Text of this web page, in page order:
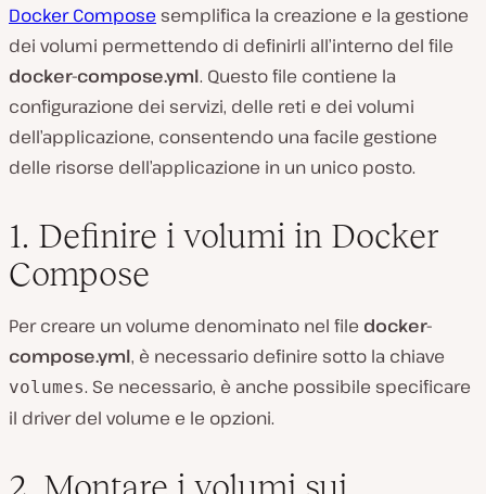
Docker Compose semplifica la creazione e la gestione
dei volumi permettendo di definirli all’interno del file
docker-compose.yml. Questo file contiene la
configurazione dei servizi, delle reti e dei volumi
dell’applicazione, consentendo una facile gestione
delle risorse dell’applicazione in un unico posto.
1. Definire i volumi in Docker
Compose
Per creare un volume denominato nel file docker-
compose.yml, è necessario definire sotto la chiave
volumes. Se necessario, è anche possibile specificare
il driver del volume e le opzioni.